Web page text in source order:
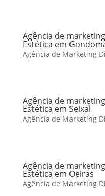
Agência de
Estética em
Agência de Marketing
Agência de
Estética em Seixal
Agência de Marketing
Agência de
Estética em Oeiras
Agência de Marketing